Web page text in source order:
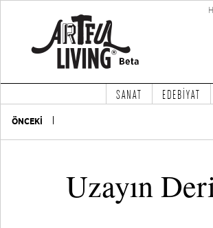
SANAT EDEBİYAT
ÖNCEKİ
Uzayın